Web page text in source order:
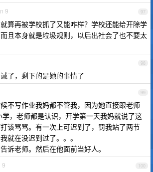
97
9
算再被学校抓了又能咋样？学校还能给开除学
且本身就是垃圾规则，以后出社会了也不要太
98
了，剩下的是她的事情了
99
不写作业我妈都不管我，因为她直接跟老师
，老师都是认识，开学第一天我妈就说了这
该骂骂。有一次上可迟到了，罚我站了两节
就在没迟到过了。。。
诉老师。然后在他面前当好人。
100
9